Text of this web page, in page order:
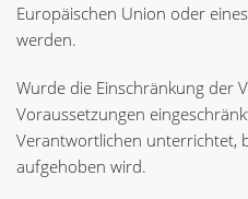
Europäischen Union oder
werden.
Wurde die Einschränkung der
Voraussetzungen
Verantwortlichen unterrichtet,
aufgehoben wird.